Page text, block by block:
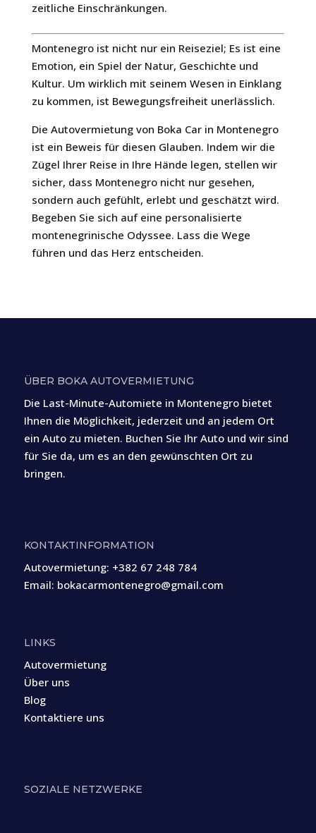
zeitliche Einschränkungen.
Montenegro ist nicht nur ein Reiseziel; Es ist eine
Emotion, ein Spiel der Natur, Geschichte und
Kultur. Um wirklich mit seinem Wesen in Einklang
zu kommen, ist Bewegungsfreiheit unerlässlich.
Die Autovermietung von Boka Car in Montenegro
ist ein Beweis für diesen Glauben. Indem wir die
Zügel Ihrer Reise in Ihre Hände legen, stellen wir
sicher, dass Montenegro nicht nur gesehen,
sondern auch gefühlt, erlebt und geschätzt wird.
Begeben Sie sich auf eine personalisierte
montenegrinische Odyssee. Lass die Wege
führen und das Herz entscheiden.
ÜBER BOKA AUTOVERMIETUNG
Die Last-Minute-Automiete in Montenegro bietet
Ihnen die Möglichkeit, jederzeit und an jedem Ort
ein Auto zu mieten. Buchen Sie Ihr Auto und wir sind
für Sie da, um es an den gewünschten Ort zu
bringen.
KONTAKTINFORMATION
Autovermietung: +382 67 248 784
Email: bokacarmontenegro@gmail.com
LINKS
Autovermietung
Über uns
Blog
Kontaktiere uns
SOZIALE NETZWERKE